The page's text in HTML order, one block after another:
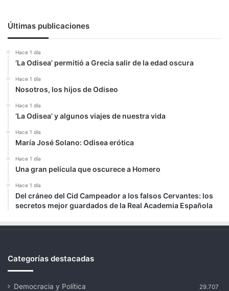
Últimas publicaciones
Hace 1 día
‘La Odisea’ permitió a Grecia salir de la edad oscura
Hace 1 día
Nosotros, los hijos de Odiseo
Hace 1 día
‘La Odisea’ y algunos viajes de nuestra vida
Hace 1 día
María José Solano: Odisea erótica
Hace 1 día
Una gran película que oscurece a Homero
Hace 1 día
Del cráneo del Cid Campeador a los falsos Cervantes: los
secretos mejor guardados de la Real Academia Española
Categorías destacadas
Democracia y Política 29.707